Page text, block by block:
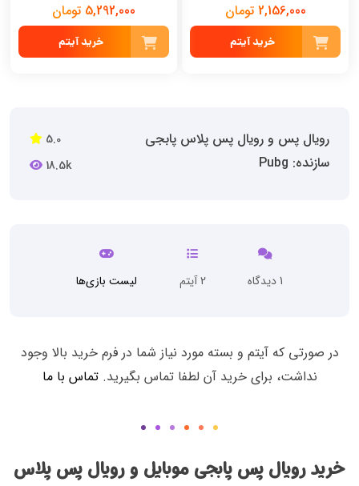
2,156,000 تومان
خرید آیتم
5,292,000 تومان
خرید آیتم
رویال پس و رویال پس پلاس پابجی
سازنده: Pubg
5.0
18.5k
1 دیدگاه 2 آیتم لیست بازی‌ها
در صورتی که آیتم و بسته مورد نیاز شما در فرم خرید بالا وجود
نداشت، برای خرید آن لطفا تماس بگیرید.تماس با ما
خرید رویال پس پابجی موبایل و رویال پس پلاس